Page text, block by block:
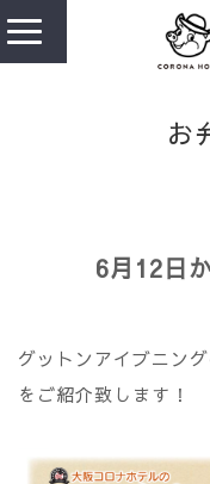
お
6月12日
グットンアイブニン
をご紹介致します！